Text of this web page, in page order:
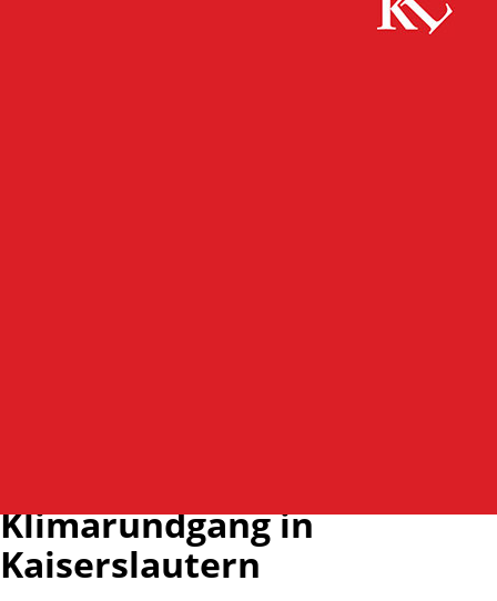
Klimarundgang in
Kaiserslautern